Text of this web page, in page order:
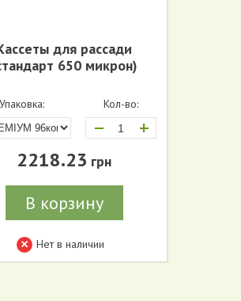
для рассади
650 микрон)
Упаковка: Кол-во:
+
2218.23 грн
В корзину
Нет в наличии